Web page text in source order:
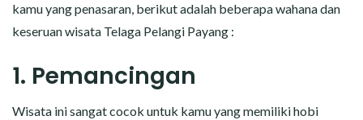
kamu yang penasaran, berikut adalah beberapa wahana dan
keseruan wisata Telaga Pelangi Payang :
1. Pemancingan
Wisata ini sangat cocok untuk kamu yang memiliki hobi